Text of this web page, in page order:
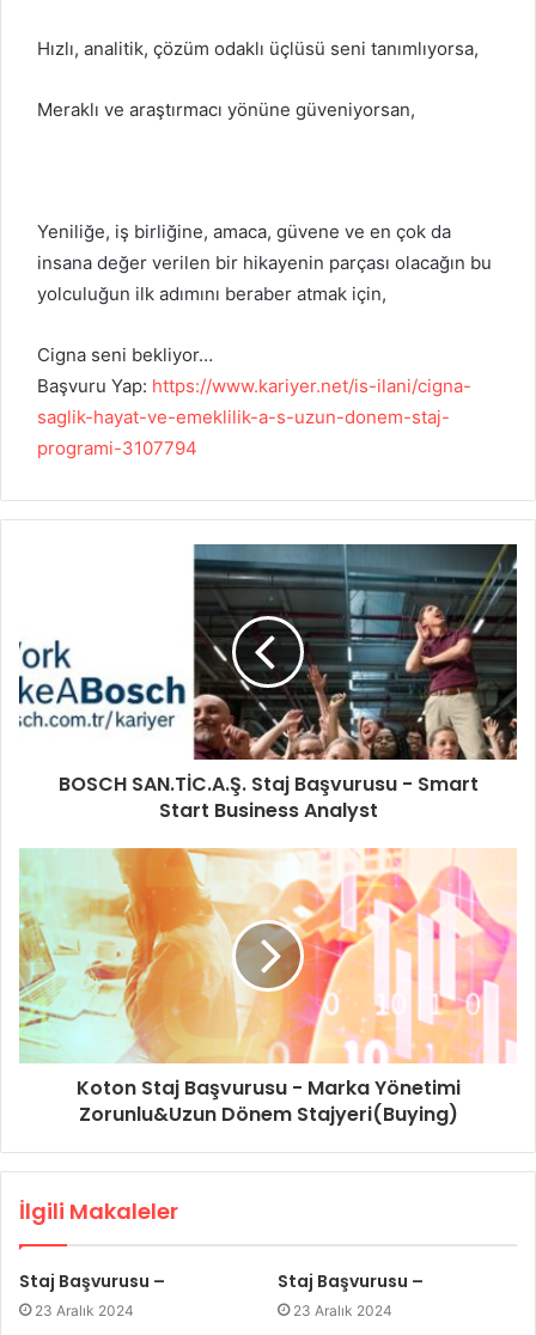
Hızlı, analitik, çözüm odaklı üçlüsü seni tanımlıyorsa,
Meraklı ve araştırmacı yönüne güveniyorsan,
Yeniliğe, iş birliğine, amaca, güvene ve en çok da
insana değer verilen bir hikayenin parçası olacağın bu
yolculuğun ilk adımını beraber atmak için,
Cigna seni bekliyor…
Başvuru Yap: https://www.kariyer.net/is-ilani/cigna-
saglik-hayat-ve-emeklilik-a-s-uzun-donem-staj-
programi-3107794
BOSCH SAN.TİC.A.Ş. Staj Başvurusu - Smart
Start Business Analyst
Koton Staj Başvurusu - Marka Yönetimi
Zorunlu&Uzun Dönem Stajyeri(Buying)
İlgili Makaleler
Staj Başvurusu –
23 Aralık 2024
Staj Başvurusu –
23 Aralık 2024